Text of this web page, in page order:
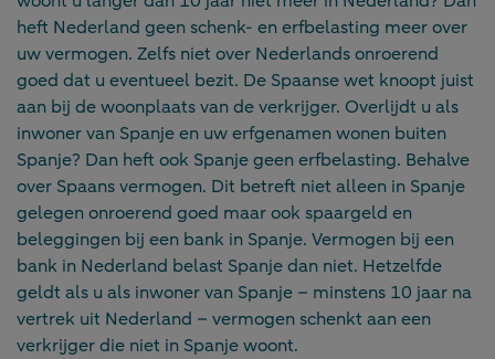
heft Nederland geen schenk- en erfbelasting meer over
uw vermogen. Zelfs niet over Nederlands onroerend
goed dat u eventueel bezit. De Spaanse wet knoopt juist
aan bij de woonplaats van de verkrijger. Overlijdt u als
inwoner van Spanje en uw erfgenamen wonen buiten
Spanje? Dan heft ook Spanje geen erfbelasting. Behalve
over Spaans vermogen. Dit betreft niet alleen in Spanje
gelegen onroerend goed maar ook spaargeld en
beleggingen bij een bank in Spanje. Vermogen bij een
bank in Nederland belast Spanje dan niet. Hetzelfde
geldt als u als inwoner van Spanje – minstens 10 jaar na
vertrek uit Nederland – vermogen schenkt aan een
verkrijger die niet in Spanje woont.